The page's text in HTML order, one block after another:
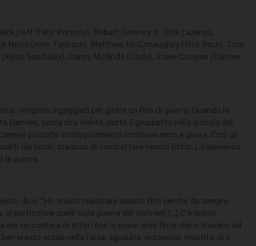
(Jeff 'Fats' Portnoy), Robert Downey Jr. (Kirk Lazarus),
Nolte (John Tayback), Matthew McConaughey (Rick Peck), Tom
Sandusky), Danny McBride (Cody), Steve Coogan (Damien
vengono ingaggiati per girare un film di guerra. Quando la
Damien, senza dire niente, porta il gruppetto nella giungla del
piazzate strategicamente continueranno a girare. Così gli
dai locali, credono di combattere nemici fittizi. L'esperienza
la guerra.
dice: "Ho voluto realizzare questo film perché da sempre
in particolare quelli sulla guerra del Vietnam (...) C'è molto
era raccontare di attori con in mano armi finte che si trovano ad
presto scade nella farsa, sguaiata, eccessiva, insistita. Si è